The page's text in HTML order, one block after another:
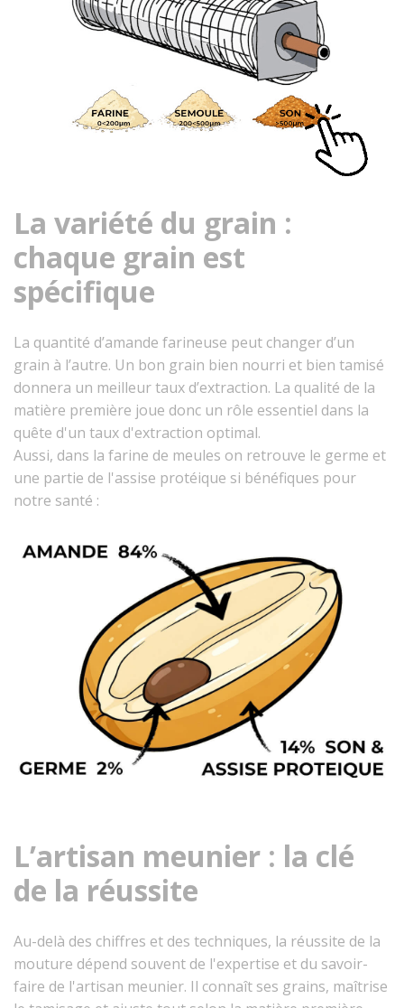
La variété du grain :
chaque grain est
spécifique
La quantité d’amande farineuse peut changer d’un
grain à l’autre. Un bon grain bien nourri et bien tamisé
donnera un meilleur taux d’extraction. La qualité de la
matière première joue donc un rôle essentiel dans la
quête d'un taux d'extraction optimal.
Aussi, dans la farine de meules on retrouve le germe et
une partie de l'assise protéique si bénéfiques pour
notre santé :
L’artisan meunier : la clé
de la réussite
Au-delà des chiffres et des techniques, la réussite de la
mouture dépend souvent de l'expertise et du savoir-
faire de l'artisan meunier. Il connaît ses grains, maîtrise